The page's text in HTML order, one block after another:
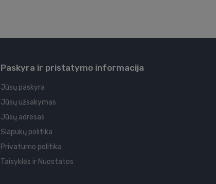
Paskyra ir pristatymo informacija
Jūsų paskyra
Jūsų užsakymas
Jūsų adresas
Slapukų politika
Privatumo politika
Taisyklės ir Nuostatos